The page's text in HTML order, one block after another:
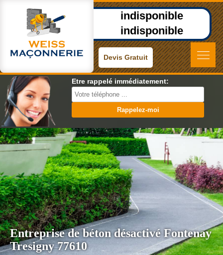
indisponible
indisponible
Devis Gratuit
Etre rappelé immédiatement:
Entreprise de béton désactivé Fontenay
Tresigny 77610